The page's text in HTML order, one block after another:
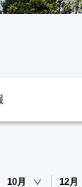
10月 12月